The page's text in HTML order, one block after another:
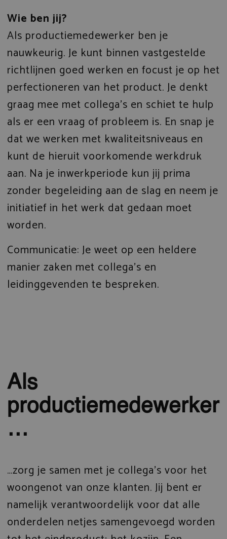
Wie ben jij?
Als productiemedewerker ben je
nauwkeurig. Je kunt binnen vastgestelde
richtlijnen goed werken en focust je op het
perfectioneren van het product. Je denkt
graag mee met collega’s en schiet te hulp
als er een vraag of probleem is. En snap je
dat we werken met kwaliteitsniveaus en
kunt de hieruit voorkomende werkdruk
aan. Na je inwerkperiode kun jij prima
zonder begeleiding aan de slag en neem je
initiatief in het werk dat gedaan moet
worden.
Communicatie: Je weet op een heldere
manier zaken met collega’s en
leidinggevenden te bespreken.
Als
productiemedewerker
…
…zorg je samen met je collega’s voor het
woongenot van onze klanten. Jij bent er
namelijk verantwoordelijk voor dat alle
onderdelen netjes samengevoegd worden